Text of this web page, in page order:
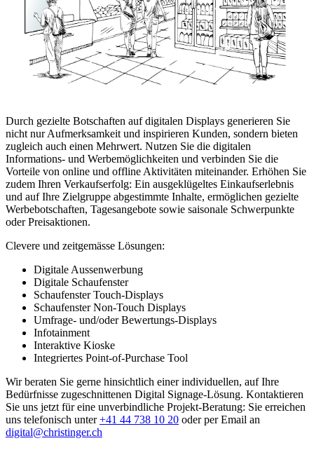
Durch gezielte Botschaften auf digitalen Displays generieren Sie
nicht nur Aufmerksamkeit und inspirieren Kunden, sondern bieten
zugleich auch einen Mehrwert. Nutzen Sie die digitalen
Informations- und Werbemöglichkeiten und verbinden Sie die
Vorteile von online und offline Aktivitäten miteinander. Erhöhen Sie
zudem Ihren Verkaufserfolg: Ein ausgeklügeltes Einkaufserlebnis
und auf Ihre Zielgruppe abgestimmte Inhalte, ermöglichen gezielte
Werbebotschaften, Tagesangebote sowie saisonale Schwerpunkte
oder Preisaktionen.
Clevere und zeitgemässe Lösungen:
Digitale Aussenwerbung
Digitale Schaufenster
Schaufenster Touch-Displays
Schaufenster Non-Touch Displays
Umfrage- und/oder Bewertungs-Displays
Infotainment
Interaktive Kioske
Integriertes Point-of-Purchase Tool
Wir beraten Sie gerne hinsichtlich einer individuellen, auf Ihre
Bedürfnisse zugeschnittenen Digital Signage-Lösung. Kontaktieren
Sie uns jetzt für eine unverbindliche Projekt-Beratung: Sie erreichen
uns telefonisch unter+41 44 738 10 20 oder per Email an
digital@christinger.ch